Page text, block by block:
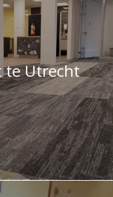
te Utrecht